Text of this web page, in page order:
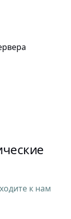
к нам